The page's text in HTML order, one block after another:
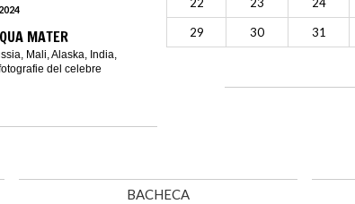
MATER
Mali, Alaska, India,
del celebre
22 23 24
29 30 31
BACHECA